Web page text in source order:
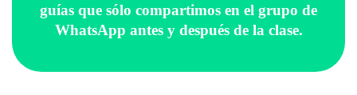
guías que sólo compartimos en el grupo de
WhatsApp antes y después de la clase.